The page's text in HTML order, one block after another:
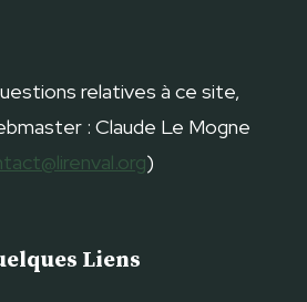
relatives à ce site,
: Claude Le Mogne
)
Liens